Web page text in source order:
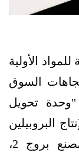
الأولية
السوق
تحويل
البروبيلين
بسبب الصيانة الدورية الشاملة لمصنع بروج 2،